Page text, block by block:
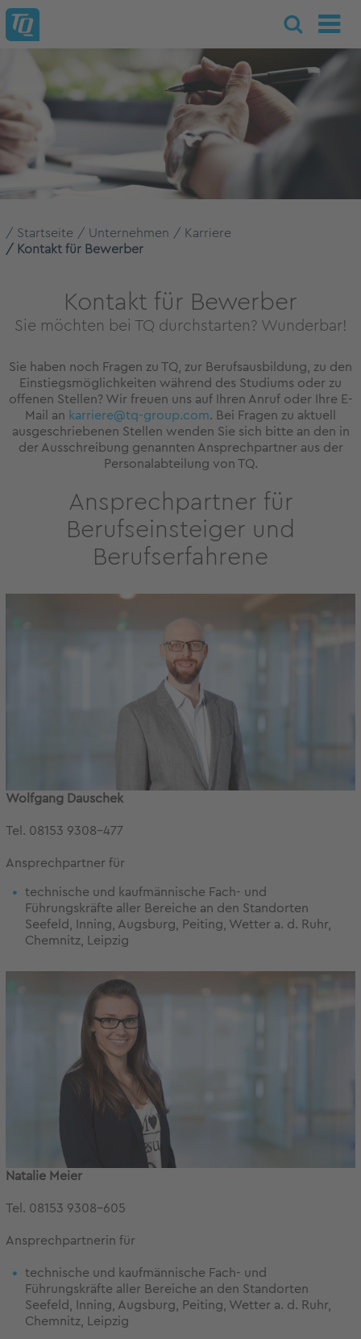
Startseite Unternehmen
Karriere
Kontakt für Bewerber
Kontakt für Bewerber
Sie möchten bei TQ durchstarten? Wunderbar!
Sie haben noch Fragen zu TQ, zur Berufsausbildung, zu den
Einstiegsmöglichkeiten während des Studiums oder zu
offenen Stellen? Wir freuen uns auf Ihren Anruf oder Ihre E-
Mail an karriere@tq-group.com. Bei Fragen zu aktuell
ausgeschriebenen Stellen wenden Sie sich bitte an den in
der Ausschreibung genannten Ansprechpartner aus der
Personalabteilung von TQ.
Ansprechpartner für
Berufseinsteiger und
Berufserfahrene
Wolfgang Dauschek
Tel. 08153 9308-477
Ansprechpartner für
technische und kaufmännische Fach- und
Führungskräfte aller Bereiche an den Standorten
Seefeld, Inning, Augsburg, Peiting, Wetter a. d. Ruhr,
Chemnitz, Leipzig
Natalie Meier
Tel. 08153 9308-605
Ansprechpartnerin für
technische und kaufmännische Fach- und
Führungskräfte aller Bereiche an den Standorten
Seefeld, Inning, Augsburg, Peiting, Wetter a. d. Ruhr,
Chemnitz, Leipzig